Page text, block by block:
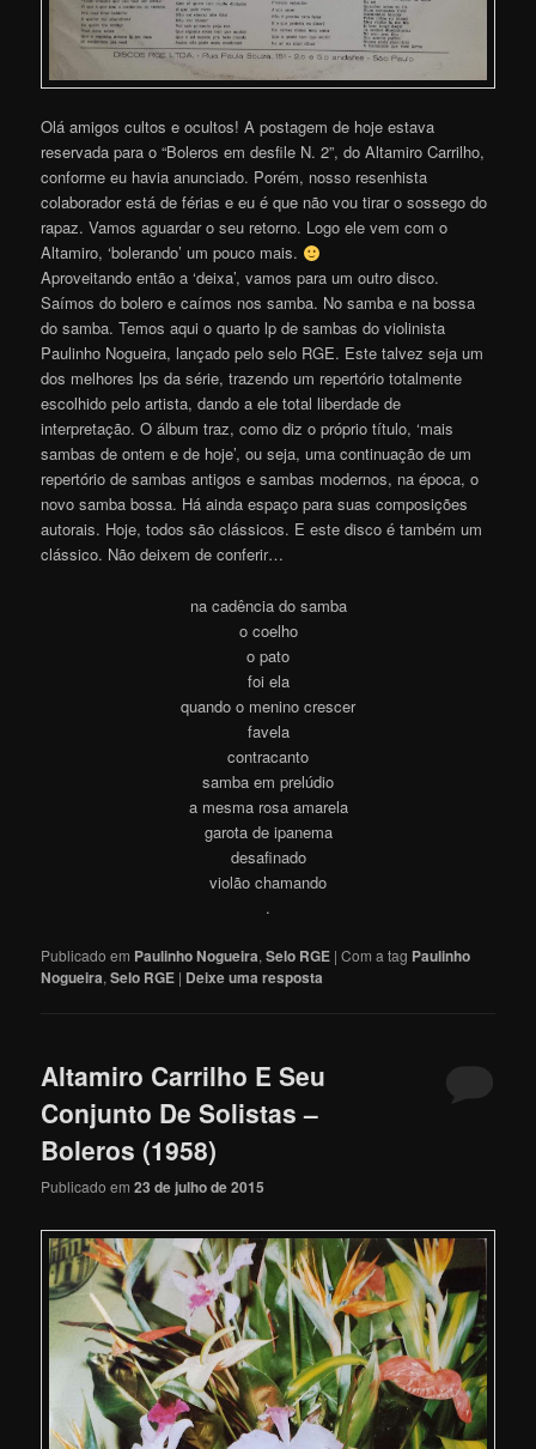
Olá amigos cultos e ocultos! A postagem de hoje estava
reservada para o “Boleros em desfile N. 2”, do Altamiro Carrilho,
conforme eu havia anunciado. Porém, nosso resenhista
colaborador está de férias e eu é que não vou tirar o sossego do
rapaz. Vamos aguardar o seu retorno. Logo ele vem com o
Altamiro, ‘bolerando’ um pouco mais.
Aproveitando então a ‘deixa’, vamos para um outro disco.
Saímos do bolero e caímos nos samba. No samba e na bossa
do samba. Temos aqui o quarto lp de sambas do violinista
Paulinho Nogueira, lançado pelo selo RGE. Este talvez seja um
dos melhores lps da série, trazendo um repertório totalmente
escolhido pelo artista, dando a ele total liberdade de
interpretação. O álbum traz, como diz o próprio título, ‘mais
sambas de ontem e de hoje’, ou seja, uma continuação de um
repertório de sambas antigos e sambas modernos, na época, o
novo samba bossa. Há ainda espaço para suas composições
autorais. Hoje, todos são clássicos. E este disco é também um
clássico. Não deixem de conferir…
na cadência do samba
o coelho
o pato
foi ela
quando o menino crescer
favela
contracanto
samba em prelúdio
a mesma rosa amarela
garota de ipanema
desafinado
violão chamando
.
Publicado em Paulinho Nogueira,Selo RGE |Com a tag Paulinho
Nogueira,Selo RGE | Deixe uma resposta
Altamiro Carrilho E Seu
Conjunto De Solistas –
Boleros (1958)
Publicado em23 de julho de 2015